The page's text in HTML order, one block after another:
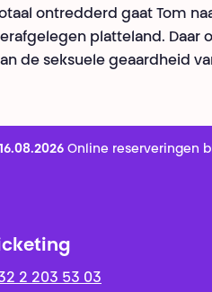
ontredderd gaat Tom
platteland. Daar
de seksuele geaardheid
Online reserveringen
2 203 53 03